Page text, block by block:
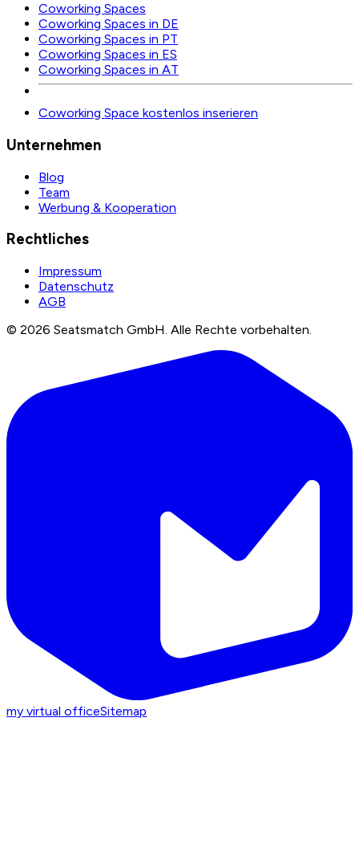
Coworking Spaces
Coworking Spaces in DE
Coworking Spaces in PT
Coworking Spaces in ES
Coworking Spaces in AT
Coworking Space kostenlos inserieren
Unternehmen
Blog
Team
Werbung & Kooperation
Rechtliches
Impressum
Datenschutz
AGB
© 2026 Seatsmatch GmbH. Alle Rechte vorbehalten.
my virtual officeSitemap